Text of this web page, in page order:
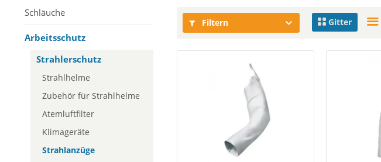
Schläuche
Arbeitsschutz
Strahlerschutz
Strahlhelme
Zubehör für Strahlhelme
Atemluftfilter
Klimageräte
Strahlanzüge
Filtern Gitter